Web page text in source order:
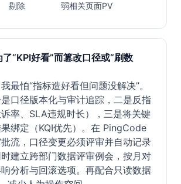
剔除 弱相关页面PV
“KPI好看”而篡改口径或“刷数
最怕“指标造好看但问题没解决”。
口径版本化与审计追踪，二是反指
率、SLA违规时长），三是将关键
绑定（KQI优先）。在 PingCode
流，口径变更必须评审并自动记录
建立跨部门数据评审例会，按月对
分析与回滚选项。再配合只读数据